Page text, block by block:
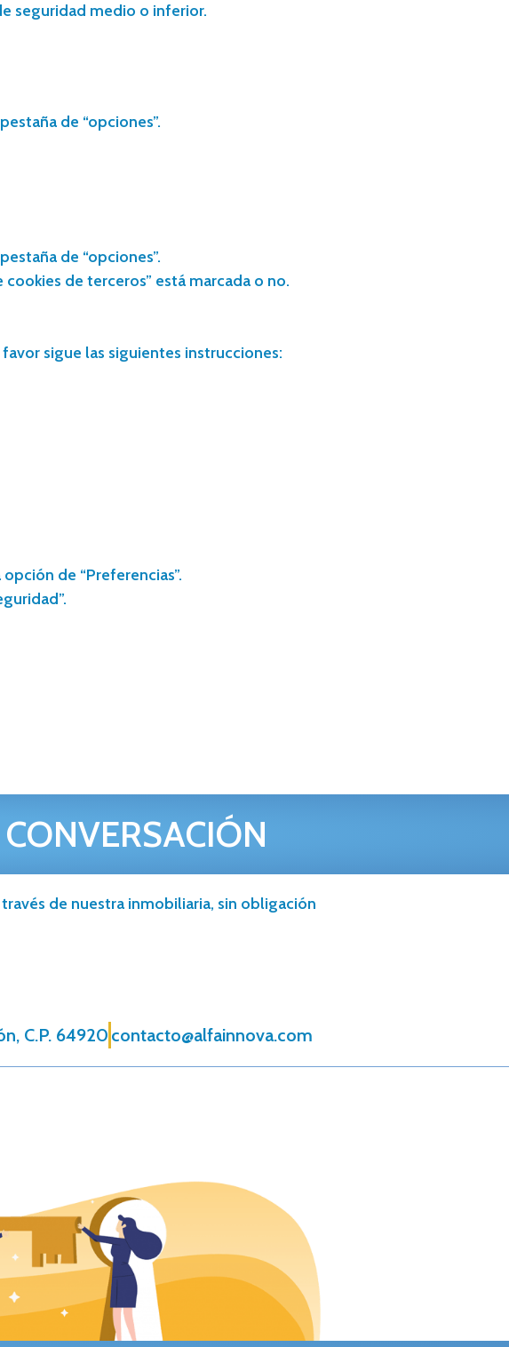
seguridad medio o inferior.
de “opciones”.
de “opciones”.
de terceros” está marcada o no.
sigue las siguientes instrucciones:
de “Preferencias”.
de nuestra inmobiliaria, sin obligación
C.P. 64920 contacto@alfainnova.com